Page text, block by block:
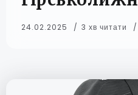
24.02.2025 3 хв читати